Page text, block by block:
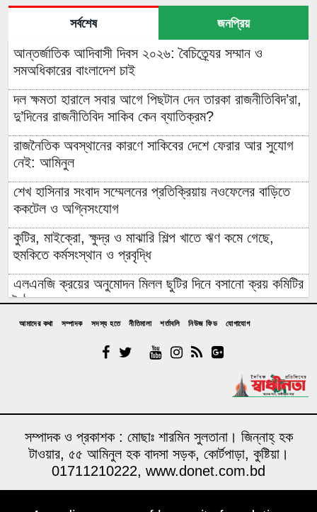
সর্বশেষ জনপ্রিয়
আন্তর্জাতিক আদিবাসী দিবস ২০২৬: বৈচিত্র্যের সম্মান ও
সমঅধিকারের বাংলাদেশ চাই
দল ক্ষমতা হারালে সবার আগে পিছটান দেন তারকা রাজনীতিবিদ’রা,
দু’দিনের রাজনীতিবিদ সাকিব কেন ব্যাতিক্রম?
রাজনৈতিক অবস্থানের কারণে সাকিবের দেশে ফেরার আর সুযোগ
নেই: আমিনুল
শেখ হাসিনার সংবাদ সম্মেলনের প্রতিক্রিয়ায় নওফেলের বাড়িতে
ককটেল ও অগ্নিসংযোগ
কুটির, মাইক্রো, ক্ষুদ্র ও মাঝারি শিল্প খাতে ঋণ কমে গেছে,
হুমকিতে কর্মসংস্থান ও প্রবৃদ্ধি
এলএনজি ক্রয়ের অনুমোদন মিলল ছুটির দিনে বসানো ক্রয় কমিটির
বৈঠকে
পাঁচটি দেশের ওপর রেমিট্যান্সের ৬২ শতাংশ নির্ভরতা, বাড়ছে
কৌশলগত ঝুঁকির শঙ্কা
বিনা আমন্ত্রণেই বিদেশে যাবার পথে দিল্লি থেকে ঘুরে যেতে
চেয়েছিলেন ড. ইউনূস
আমাদের কথা সম্পাদক সদস্য হতে নীতিমালা শর্তাবলি নিউজ ফিড যোগাযোগ
সম্পাদক ও প্রকাশক : মোছাঃ শারমিন সুলতানা। জিন্নাহ্ হক
টাওয়ার, ৫৫ আমিনুল হক বাদসা সড়ক, কোর্টপাড়া, কুষ্টিয়া।
01711210222, www.donet.com.bd